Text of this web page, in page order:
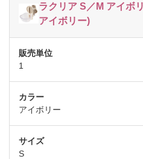
ラクリア S／M アイボ
アイボリー)
1
アイボリー
S